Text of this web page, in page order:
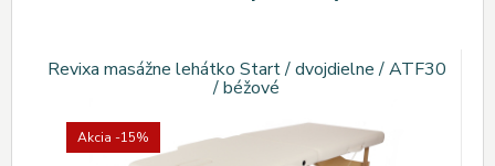
Revixa masážne lehátko Start / dvojdielne / ATF30
/ béžové
Akcia -15%